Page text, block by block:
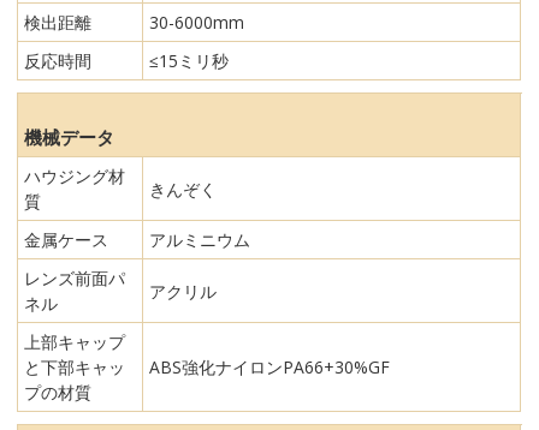
検出距離
30-6000mm
反応時間
≤15ミリ秒
機械データ
ハウジング材
質
きんぞく
金属ケース
アルミニウム
レンズ前面パ
ネル
アクリル
上部キャップ
と下部キャッ
プの材質
ABS強化ナイロンPA66+30%GF